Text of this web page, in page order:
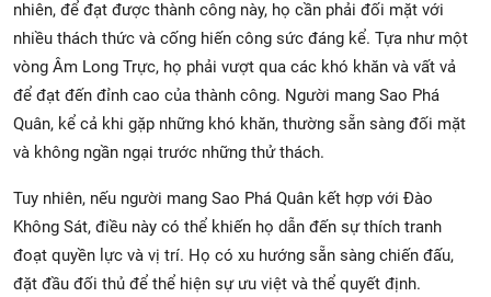
nhiên, để đạt được thành công này, họ cần phải đối mặt với
nhiều thách thức và cống hiến công sức đáng kể. Tựa như một
vòng Âm Long Trực, họ phải vượt qua các khó khăn và vất vả
để đạt đến đỉnh cao của thành công. Người mang Sao Phá
Quân, kể cả khi gặp những khó khăn, thường sẵn sàng đối mặt
và không ngần ngại trước những thử thách.
Tuy nhiên, nếu người mang Sao Phá Quân kết hợp với Đào
Không Sát, điều này có thể khiến họ dẫn đến sự thích tranh
đoạt quyền lực và vị trí. Họ có xu hướng sẵn sàng chiến đấu,
đặt đầu đối thủ để thể hiện sự ưu việt và thể quyết định.